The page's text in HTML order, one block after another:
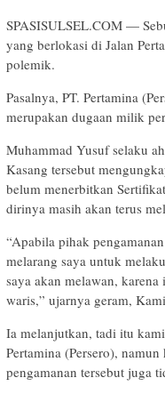
SPASISULSEL.COM —
yang berlokasi di Jalan
polemik.
Pasalnya, PT. Pertamina
merupakan dugaan milik
Muhammad Yusuf selaku
Kasang tersebut
belum menerbitkan
dirinya masih akan terus
“Apabila pihak
melarang saya untuk
saya akan melawan,
waris,” ujarnya geram,
Ia melanjutkan, tadi itu
Pertamina (Persero),
pengamanan tersebut juga